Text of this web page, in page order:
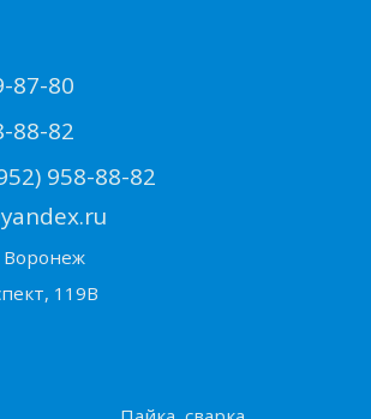
87-80
88-82
958-88-82
Воронеж
119В